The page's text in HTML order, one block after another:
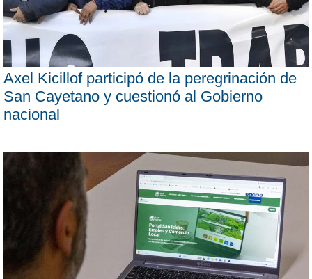
Axel Kicillof participó de la peregrinación de
San Cayetano y cuestionó al Gobierno
nacional